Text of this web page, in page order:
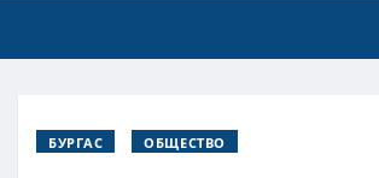
БУРГАС ОБЩЕСТВО